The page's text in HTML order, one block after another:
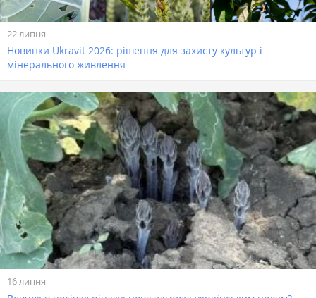
22 липня
Новинки Ukravit 2026: рішення для захисту культур і
мінерального живлення
16 липня